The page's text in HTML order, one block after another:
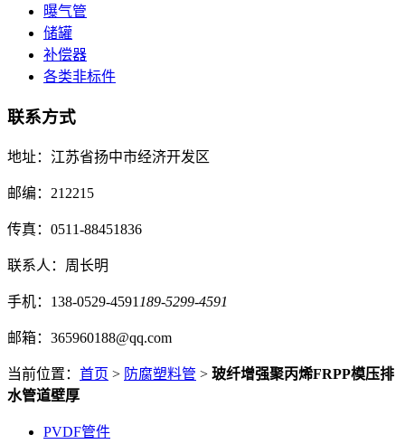
曝气管
储罐
补偿器
各类非标件
联系方式
地址：江苏省扬中市经济开发区
邮编：212215
传真：0511-88451836
联系人：周长明
手机：138-0529-4591 189-5299-4591
邮箱：365960188@qq.com
当前位置： 首页 > 防腐塑料管 > 玻纤增强聚丙烯FRPP模压排
水管道壁厚
PVDF管件